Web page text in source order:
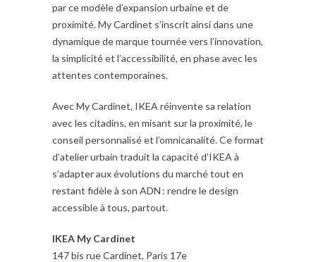
par ce modèle d’expansion urbaine et de
proximité. My Cardinet s’inscrit ainsi dans une
dynamique de marque tournée vers l’innovation,
la simplicité et l’accessibilité, en phase avec les
attentes contemporaines.
Avec My Cardinet, IKEA réinvente sa relation
avec les citadins, en misant sur la proximité, le
conseil personnalisé et l’omnicanalité. Ce format
d’atelier urbain traduit la capacité d’IKEA à
s’adapter aux évolutions du marché tout en
restant fidèle à son ADN : rendre le design
accessible à tous, partout.
IKEA My Cardinet
147 bis rue Cardinet, Paris 17e